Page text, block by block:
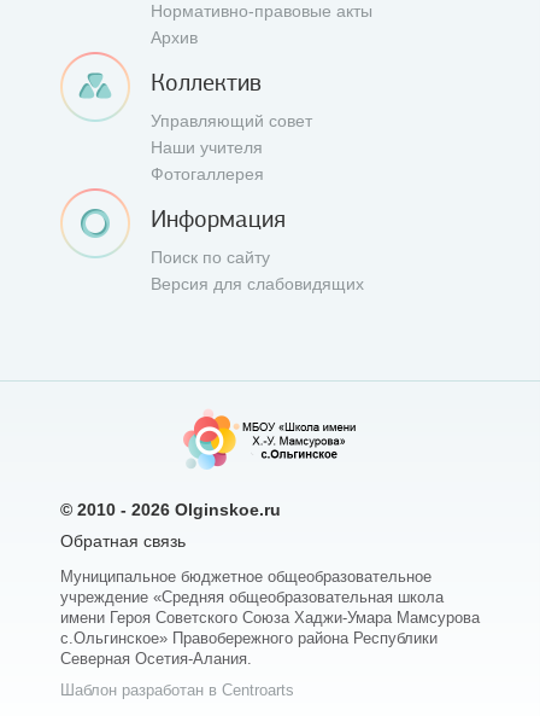
Нормативно-правовые акты
Архив
Коллектив
Управляющий совет
Наши учителя
Фотогаллерея
Информация
Поиск по сайту
Версия для слабовидящих
© 2010 - 2026 Olginskoe.ru
Обратная связь
Муниципальное бюджетное общеобразовательное
учреждение «Средняя общеобразовательная школа
имени Героя Советского Союза Хаджи-Умара Мамсурова
с.Ольгинское» Правобережного района Республики
Северная Осетия-Алания.
Шаблон разработан в Centroarts